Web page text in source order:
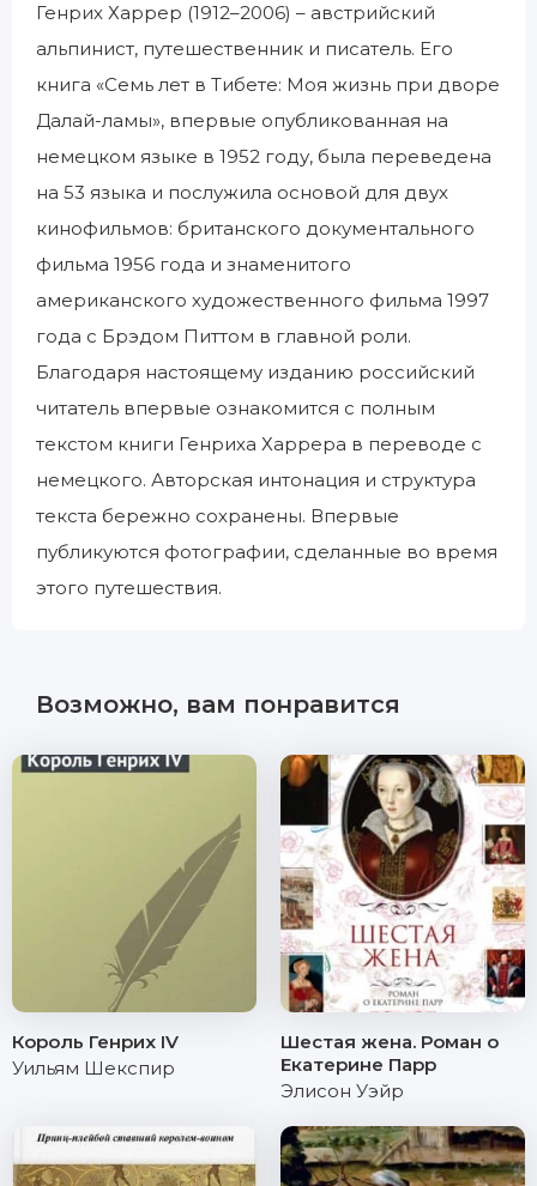
Генрих Харрер (1912–2006) – австрийский
альпинист, путешественник и писатель. Его
книга «Семь лет в Тибете: Моя жизнь при дворе
Далай-ламы», впервые опубликованная на
немецком языке в 1952 году, была переведена
на 53 языка и послужила основой для двух
кинофильмов: британского документального
фильма 1956 года и знаменитого
американского художественного фильма 1997
года с Брэдом Питтом в главной роли.
Благодаря настоящему изданию российский
читатель впервые ознакомится с полным
текстом книги Генриха Харрера в переводе с
немецкого. Авторская интонация и структура
текста бережно сохранены. Впервые
публикуются фотографии, сделанные во время
этого путешествия.
Возможно, вам понравится
Король Генрих IV
Уильям Шекспир
Шестая жена. Роман о
Екатерине Парр
Элисон Уэйр